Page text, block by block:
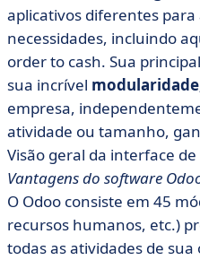
aplicativos diferentes
necessidades, incluindo
order to cash. Sua
sua incrível
empresa,
atividade ou tamanho,
Visão geral da interface
Vantagens do software
O Odoo consiste em 45
recursos humanos, etc.)
todas as atividades de